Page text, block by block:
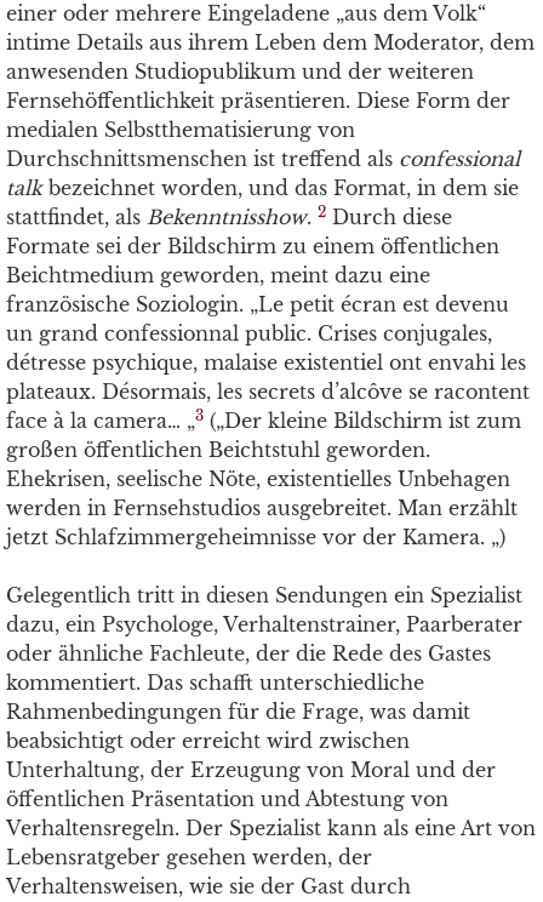
einer oder mehrere Eingeladene „aus dem Volk“
intime Details aus ihrem Leben dem Moderator, dem
anwesenden Studiopublikum und der weiteren
Fernsehöffentlichkeit präsentieren. Diese Form der
medialen Selbstthematisierung von
Durchschnittsmenschen ist treffend als confessional
talkbezeichnet worden, und das Format, in dem sie
stattfindet, als Bekenntnisshow. 2 Durch diese
Formate sei der Bildschirm zu einem öffentlichen
Beichtmedium geworden, meint dazu eine
französische Soziologin. „Le petit écran est devenu
un grand confessionnal public. Crises conjugales,
détresse psychique, malaise existentiel ont envahi les
plateaux. Désormais, les secrets d’alcôve se racontent
face à la camera… „3 („Der kleine Bildschirm ist zum
großen öffentlichen Beichtstuhl geworden.
Ehekrisen, seelische Nöte, existentielles Unbehagen
werden in Fernsehstudios ausgebreitet. Man erzählt
jetzt Schlafzimmergeheimnisse vor der Kamera. „)
Gelegentlich tritt in diesen Sendungen ein Spezialist
dazu, ein Psychologe, Verhaltenstrainer, Paarberater
oder ähnliche Fachleute, der die Rede des Gastes
kommentiert. Das schafft unterschiedliche
Rahmenbedingungen für die Frage, was damit
beabsichtigt oder erreicht wird zwischen
Unterhaltung, der Erzeugung von Moral und der
öffentlichen Präsentation und Abtestung von
Verhaltensregeln. Der Spezialist kann als eine Art von
Lebensratgeber gesehen werden, der
Verhaltensweisen, wie sie der Gast durch